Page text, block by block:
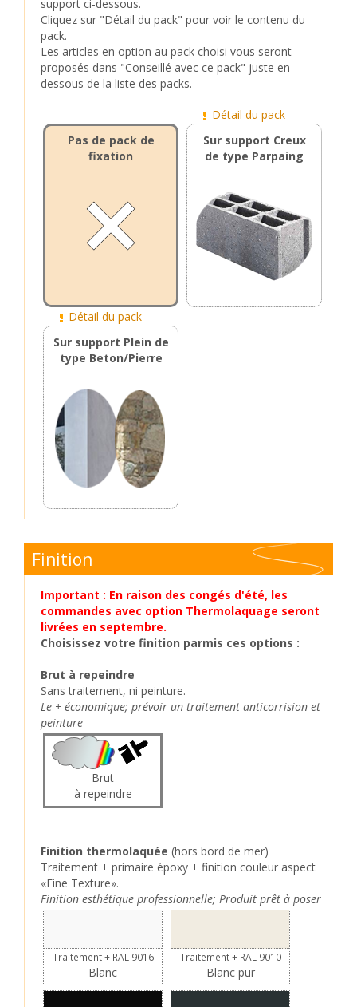
support ci-dessous.
Cliquez sur "Détail du pack" pour voir le contenu du
pack.
Les articles en option au pack choisi vous seront
proposés dans "Conseillé avec ce pack" juste en
dessous de la liste des packs.
Pas de pack de
fixation
Détail du pack
Sur support Creux
de type Parpaing
Détail du pack
Sur support Plein de
type Beton/Pierre
Finition
Important : En raison des congés d'été, les
commandes avec option Thermolaquage seront
livrées en septembre.
Choisissez votre finition parmis ces options :
Brut à repeindre
Sans traitement, ni peinture.
Le + économique; prévoir un traitement anticorrision et
peinture
Brut
à repeindre
Finition thermolaquée (hors bord de mer)
Traitement + primaire époxy + finition couleur aspect
«Fine Texture».
Finition esthétique professionnelle; Produit prêt à poser
Traitement + RAL 9016
Blanc
Traitement + RAL 9010
Blanc pur